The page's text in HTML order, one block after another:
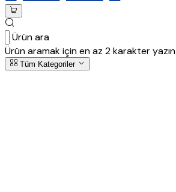
Ürün ara
Ürün aramak için en az 2 karakter yazın
Tüm Kategoriler